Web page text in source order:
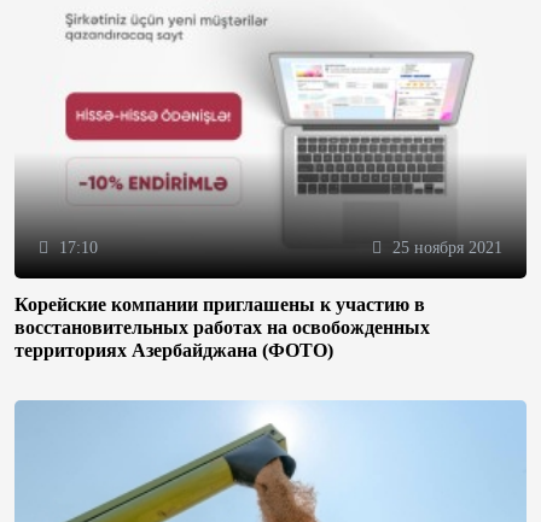
17:10 25 ноября 2021
Корейские компании приглашены к участию в
восстановительных работах на освобожденных
территориях Азербайджана (ФОТО)